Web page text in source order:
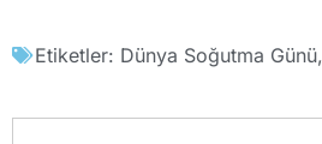
Etiketler: Dünya Soğutma Günü,